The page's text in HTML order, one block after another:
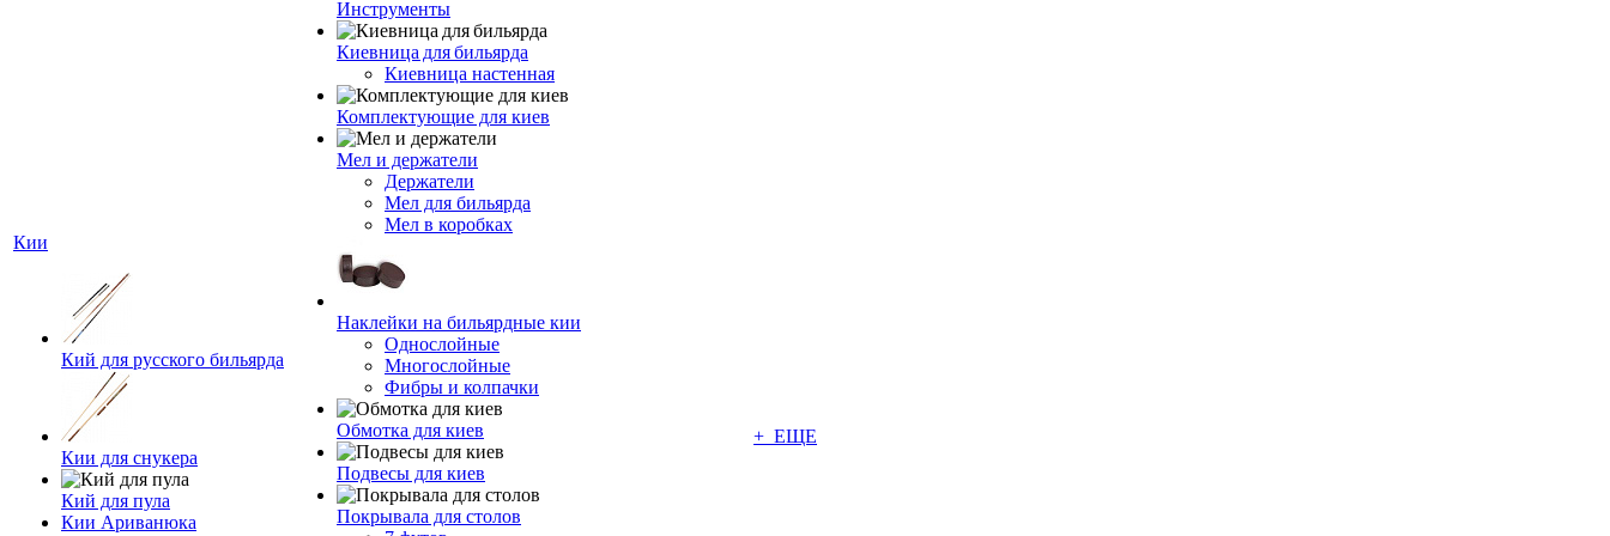
Кии
Кий для русского бильярда
Кии для снукера
Кий для пула
Кии Ариванюка
Инструменты
Киевница для бильярда
Киевница настенная
Комплектующие для киев
Мел и держатели
Держатели
Мел для бильярда
Мел в коробках
Наклейки на бильярдные кии
Однослойные
Многослойные
Фибры и колпачки
Обмотка для киев
Подвесы для киев
Покрывала для столов
+ ЕЩЕ